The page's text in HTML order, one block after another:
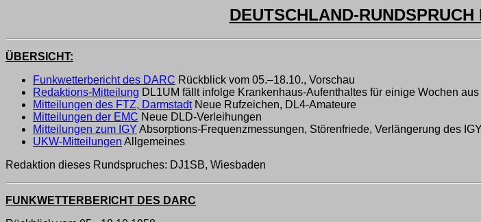
DEUTSCHLAND-
ÜBERSICHT:
Funkwetterbericht des DARC Rückblick vom 05.–18.10., Vorschau
Redaktions-Mitteilung DL1UM fällt infolge Krankenhaus-Aufenthaltes für einige Wochen aus
Mitteilungen des FTZ, DarmstadtNeue Rufzeichen, DL4-Amateure
Mitteilungen der EMC Neue DLD-Verleihungen
Mitteilungen zum IGY Absorptions-Frequenzmessungen, Störenfriede, Verlängerung des
UKW-Mitteilungen Allgemeines
Redaktion dieses Rundspruches: DJ1SB, Wiesbaden
FUNKWETTERBERICHT DES DARC